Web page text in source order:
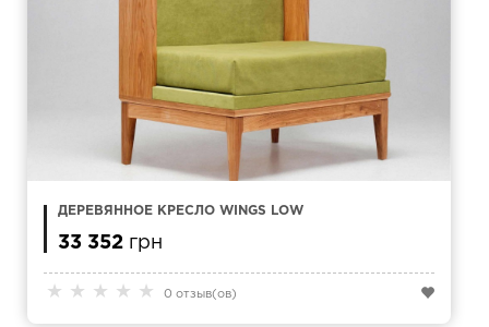
★ ★ ★ ★ ★ 0 отзыв(ов)
ДЕРЕВЯННОЕ КРЕСЛО WINGS LOW
33 352 грн